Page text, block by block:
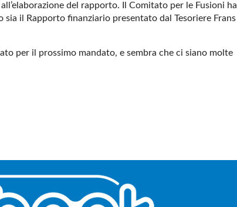
del rapporto. Il Comitato per le Fusioni ha
il Rapporto finanziario presentato dal Tesoriere Frans
per il prossimo mandato, e sembra che ci siano molte